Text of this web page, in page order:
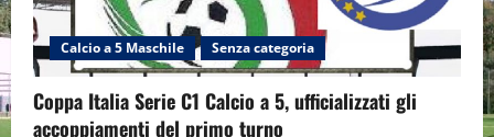
Calcio a 5 Maschile Senza categoria
Coppa Italia Serie C1 Calcio a 5, ufficializzati gli
accoppiamenti del primo turno